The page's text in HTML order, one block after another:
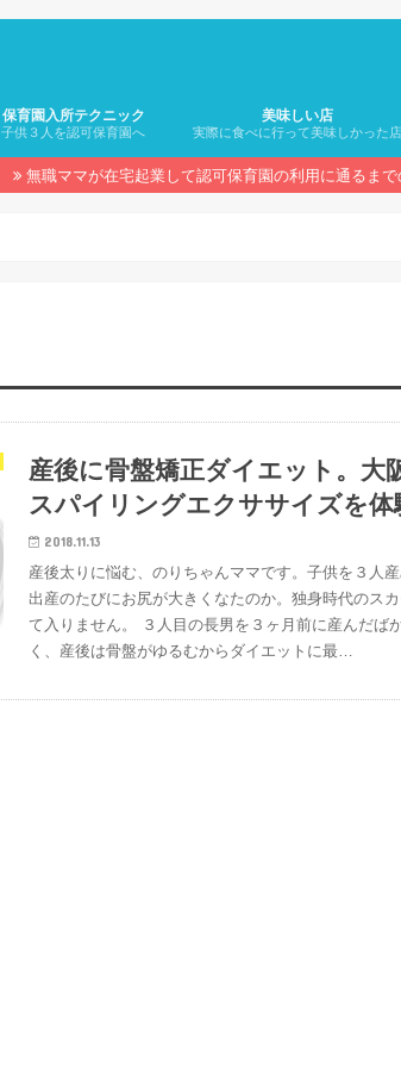
保育園入所テクニック
子供３人を認可保育園へ
美味しい店
実際に食べに行って美味しかった店
無職ママが在宅起業して認可保育園の利用に通るまで
産後に骨盤矯正ダイエット。大
スパイリングエクササイズを体
2018.11.13
産後太りに悩む、のりちゃんママです。子供を３人産
出産のたびにお尻が大きくなたのか。独身時代のスカ
て入りません。 ３人目の長男を３ヶ月前に産んだば
く、産後は骨盤がゆるむからダイエットに最…